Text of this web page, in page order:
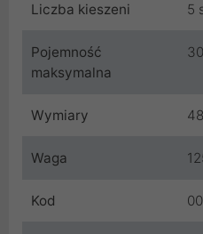
Liczba kieszeni 5
Pojemność
maksymalna
Wymiary
Waga
Kod